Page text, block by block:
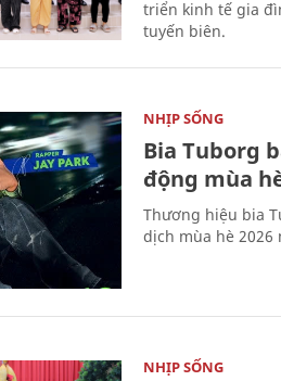
triển kinh tế gia
tuyến biên.
NHỊP SỐNG
Bia Tuborg
động mùa
Thương hiệu bia
dịch mùa hè 2026
NHỊP SỐNG